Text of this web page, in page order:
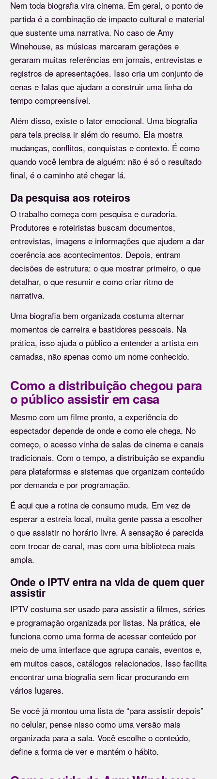
Nem toda biografia vira cinema. Em geral, o ponto de
partida é a combinação de impacto cultural e material
que sustente uma narrativa. No caso de Amy
Winehouse, as músicas marcaram gerações e
geraram muitas referências em jornais, entrevistas e
registros de apresentações. Isso cria um conjunto de
cenas e falas que ajudam a construir uma linha do
tempo compreensível.
Além disso, existe o fator emocional. Uma biografia
para tela precisa ir além do resumo. Ela mostra
mudanças, conflitos, conquistas e contexto. É como
quando você lembra de alguém: não é só o resultado
final, é o caminho até chegar lá.
Da pesquisa aos roteiros
O trabalho começa com pesquisa e curadoria.
Produtores e roteiristas buscam documentos,
entrevistas, imagens e informações que ajudem a dar
coerência aos acontecimentos. Depois, entram
decisões de estrutura: o que mostrar primeiro, o que
detalhar, o que resumir e como criar ritmo de
narrativa.
Uma biografia bem organizada costuma alternar
momentos de carreira e bastidores pessoais. Na
prática, isso ajuda o público a entender a artista em
camadas, não apenas como um nome conhecido.
Como a distribuição chegou para
o público assistir em casa
Mesmo com um filme pronto, a experiência do
espectador depende de onde e como ele chega. No
começo, o acesso vinha de salas de cinema e canais
tradicionais. Com o tempo, a distribuição se expandiu
para plataformas e sistemas que organizam conteúdo
por demanda e por programação.
É aqui que a rotina de consumo muda. Em vez de
esperar a estreia local, muita gente passa a escolher
o que assistir no horário livre. A sensação é parecida
com trocar de canal, mas com uma biblioteca mais
ampla.
Onde o IPTV entra na vida de quem quer
assistir
IPTV costuma ser usado para assistir a filmes, séries
e programação organizada por listas. Na prática, ele
funciona como uma forma de acessar conteúdo por
meio de uma interface que agrupa canais, eventos e,
em muitos casos, catálogos relacionados. Isso facilita
encontrar uma biografia sem ficar procurando em
vários lugares.
Se você já montou uma lista de “para assistir depois”
no celular, pense nisso como uma versão mais
organizada para a sala. Você escolhe o conteúdo,
define a forma de ver e mantém o hábito.